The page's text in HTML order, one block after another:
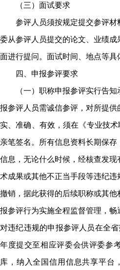
（三）面试要求
参评人员须按规定提交参评材
委从参评人员提交的论文、业绩
面进行提问。面试时间、地点等具
四、申报参评要求
（一）职称申报参评实行告知
报参评人员需诚信参评，对所提
实、准确、有效，须在《专业技
亲笔签名。所有信息资料长期保
信息，无论什么时候，经核查发
术成果或其他不正当手段等违纪
撤销，据此获得的后续职称或其
报参评行为实施全程监督管理，畅
对违纪违规的申报参评人员在全
年度提交至相应评委会供评委参
库，纳入全国信用信息共享平台